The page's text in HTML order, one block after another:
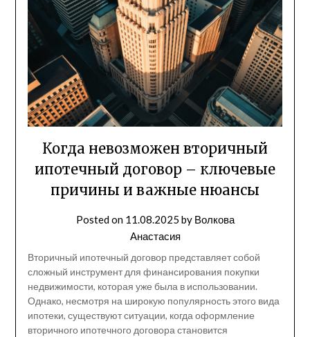
Когда невозможен вторичный
ипотечный договор – ключевые
причины и важные нюансы
Posted on 11.08.2025 by Волкова
Анастасия
Вторичный ипотечный договор представляет собой
сложный инструмент для финансирования покупки
недвижимости, которая уже была в использовании.
Однако, несмотря на широкую популярность этого вида
ипотеки, существуют ситуации, когда оформление
вторичного ипотечного договора становится